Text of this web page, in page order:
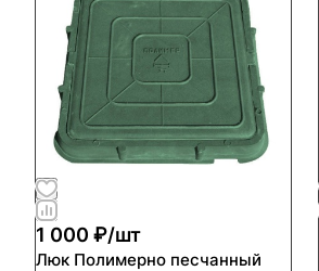
1 000 ₽/шт
Люк Полимерно песчанный